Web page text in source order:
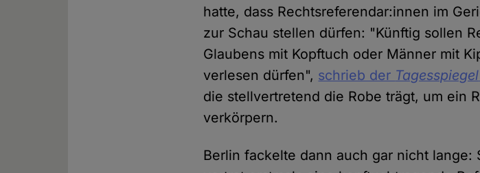
hatte, dass Rechtsreferendar:innen im
zur Schau stellen dürfen: "Künftig sollen
Glaubens mit Kopftuch oder Männer mit
verlesen dürfen", schrieb der Tagesspiegel
die stellvertretend die Robe trägt, um ein
verkörpern.
Berlin fackelte dann auch gar nicht lange: